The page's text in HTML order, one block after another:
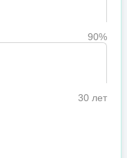
90%
30 лет